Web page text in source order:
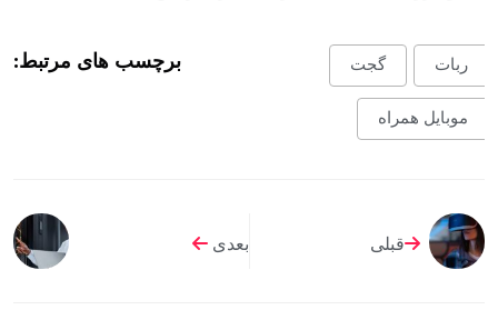
برچسب های مرتبط: ربات گجت
موبایل همراه
قبلی بعدی